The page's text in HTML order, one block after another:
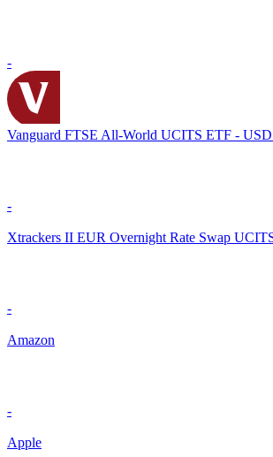
-
Vanguard FTSE All-World UCITS ETF -
-
Xtrackers II EUR Overnight Rate Swap
-
Amazon
-
Apple